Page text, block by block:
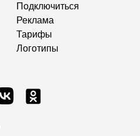
Подключиться
Реклама
Тарифы
Логотипы